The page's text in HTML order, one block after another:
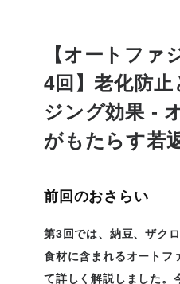
【オートファ
4回】老化防
ジング効果 -
がもたらす若
前回のおさらい
第3回では、納豆、ザク
食材に含まれるオートフ
て詳しく解説しました。